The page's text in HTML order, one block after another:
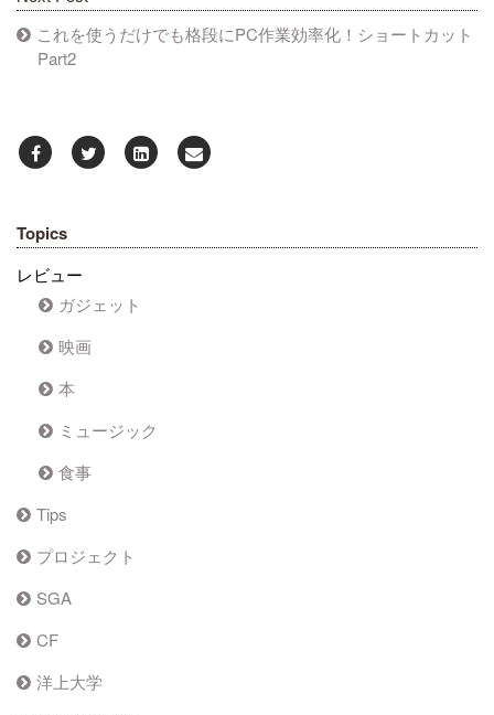
これを使うだけでも格段にPC作業効率化！ショートカット
Part2
Topics
レビュー
ガジェット
映画
本
ミュージック
食事
Tips
プロジェクト
SGA
CF
洋上大学